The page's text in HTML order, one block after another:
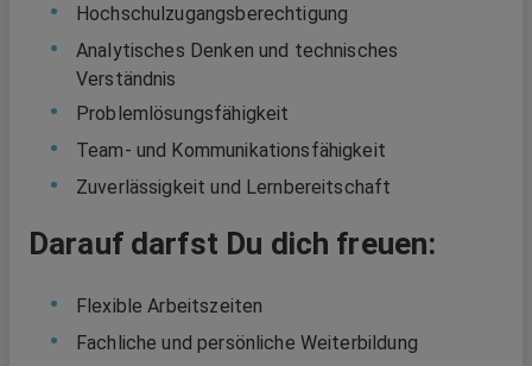
Hochschulzugangsberechtigung
Analytisches Denken und technisches
Verständnis
Problemlösungsfähigkeit
Team- und Kommunikationsfähigkeit
Zuverlässigkeit und Lernbereitschaft
Darauf darfst Du dich freuen:
Flexible Arbeitszeiten
Fachliche und persönliche Weiterbildung